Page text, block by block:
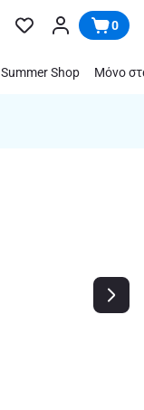
0
Summer Shop Μόνο